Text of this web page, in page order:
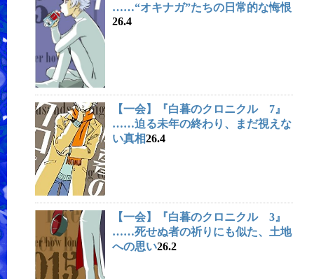
……“オキナガ”たちの日常的な悔恨
26.4
【一会】『白暮のクロニクル 7』
……迫る未年の終わり、まだ視えな
い真相26.4
【一会】『白暮のクロニクル 3』
……死せぬ者の祈りにも似た、土地
への思い26.2